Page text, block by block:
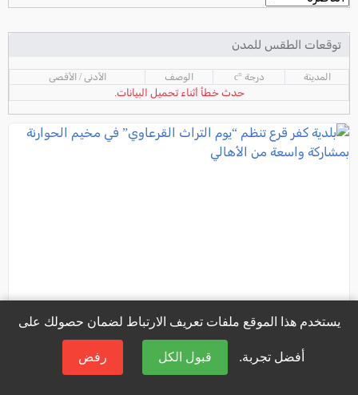
توقعات الطقس للمدن
المدينة درجة °c الوصف الأدنى / الأقصى
حدث خطأ أثناء تحميل البيانات.
يستخدم هذا الموقع ملفات تعريف الارتباط لضمان حصولك على
أفضل تجربة. قبول الكل رفض